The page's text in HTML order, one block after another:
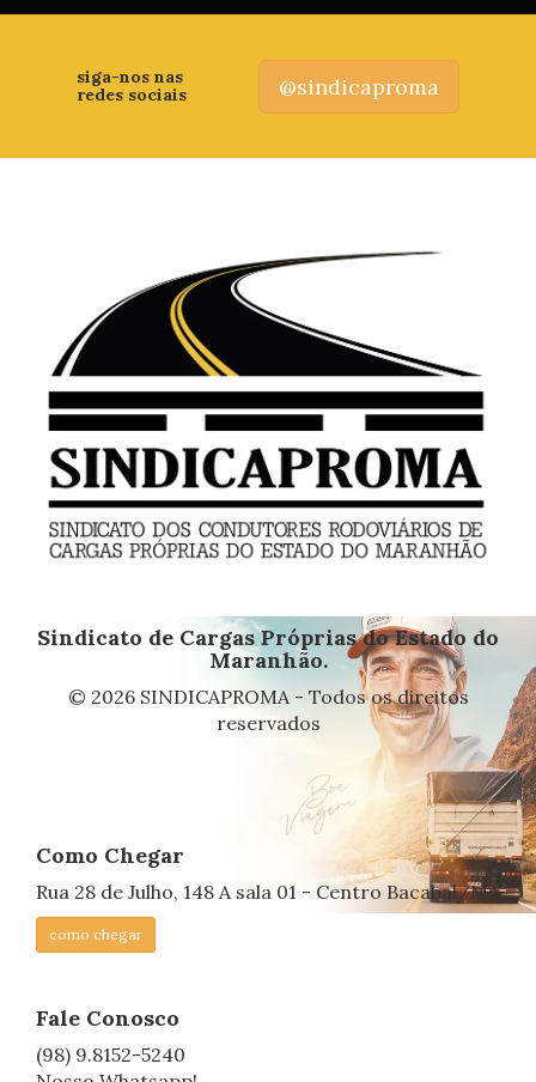
siga-nos nas
redes sociais
@sindicaproma
Sindicato de Cargas Próprias do Estado do
Maranhão.
© 2026 SINDICAPROMA - Todos os direitos
reservados
Como Chegar
Rua 28 de Julho, 148 A sala 01 - Centro Bacabal/MA
como chegar
Fale Conosco
(98) 9.8152-5240